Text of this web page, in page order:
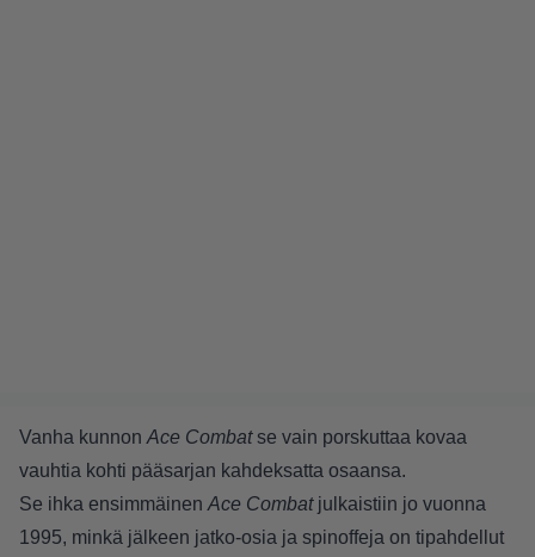
Vanha kunnon Ace Combatse vain porskuttaa kovaa
vauhtia kohti pääsarjan kahdeksatta osaansa.
Se ihka ensimmäinen Ace Combatjulkaistiin jo vuonna
1995, minkä jälkeen jatko-osia ja spinoffeja on tipahdellut